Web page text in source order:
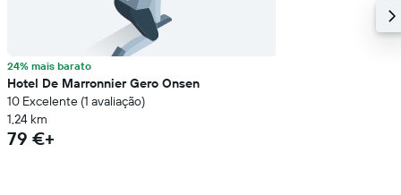
24% mais barato
Hotel De Marronnier Gero Onsen
10 Excelente (1 avaliação)
1,24 km
79 €+